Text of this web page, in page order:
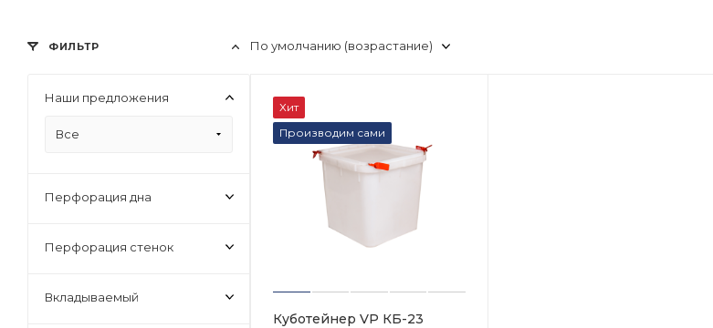
По умолчанию (возрастание)
Хит
Производим сами
Куботейнер VP КБ-23
ФИЛЬТР
Наши предложения
Все
Перфорация дна
Перфорация стенок
Вкладываемый